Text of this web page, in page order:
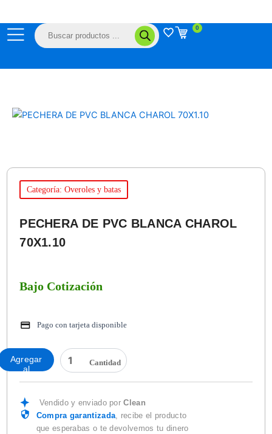
al
contenido
Búsqueda
de
0
Categoría: Overoles y batas
PECHERA DE PVC BLANCA CHAROL
70X1.10
Bajo Cotización
Pago con tarjeta disponible
PECHERA
DE
CHAROL
70X1.10
cantidad
Agregar
al
Vendido y enviado porClean
Compra garantizada, recibe el producto
que esperabas o te devolvemos tu dinero